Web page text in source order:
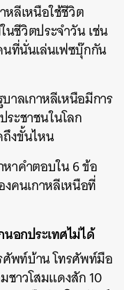
ลีเหนือใช้ชีวิต
นชีวิตประจำวัน เช่น
ที่นั่นเล่นเฟซบุ๊กกัน
าลเกาหลีเหนือมีการ
ะชาชนในโลก
งขั้นไหน
าคำตอบใน 6 ข้อ
งคนเกาหลีเหนือที่
อกประเทศไม่ได้
ศัพท์บ้าน โทรศัพท์มือ
าวโสมแดงสัก 10